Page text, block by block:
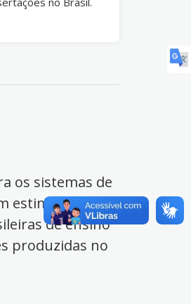
os sistemas de
estimula o
de ensino
produzidas no